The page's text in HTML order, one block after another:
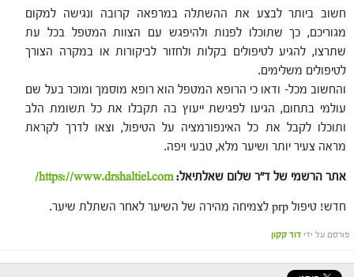
חשוב ביותר לבצע את ההשתלה במרפאה קרובה ונגישה למקום
מגוריכם, כך שתוכלו לפנות ולהיפגש עם הצוות המטפל בכל עת
שתרצו, להגיע לטיפולים בקלות ולחזור לביקורות או במקרה הצורך
לטיפולים משלימים.
והחשוב מכל- ודאו כי הרופא המטפל הוא רופא מוסמך ומוכר בעל שם
עולמי בתחום, הגיעו לפגישת ייעוץ בה תקבלו את כל תשומת הלב
ותוכלו לקבל את כל האינפורמציה על הטיפול, וצאו לדרך לקראת
מראה צעיר יותר ושיער מלא, טבעי ויפה.
אתר הרשמי של ד"ר שלום שאלתיאל:https://www.drshaltiel.com/
חדש! טיפול prp לצמיחה מהירה של השיער לאחר השתלת שיער.
פורסם על ידי דוד קקון